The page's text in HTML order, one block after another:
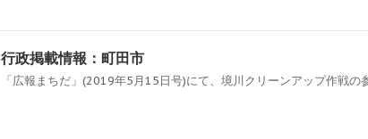
行政掲載情報：町田市
「広報まちだ」(2019年5月15日号)にて、境川クリーンアップ作戦の